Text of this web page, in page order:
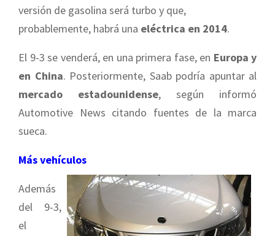
versión de gasolina será turbo y que,
probablemente, habrá una eléctrica en 2014.
El 9-3 se venderá, en una primera fase, en Europa y
en China. Posteriormente, Saab podría apuntar al
mercado estadounidense, según informó
Automotive News citando fuentes de la marca
sueca.
Más vehículos
Además
del 9-3,
el